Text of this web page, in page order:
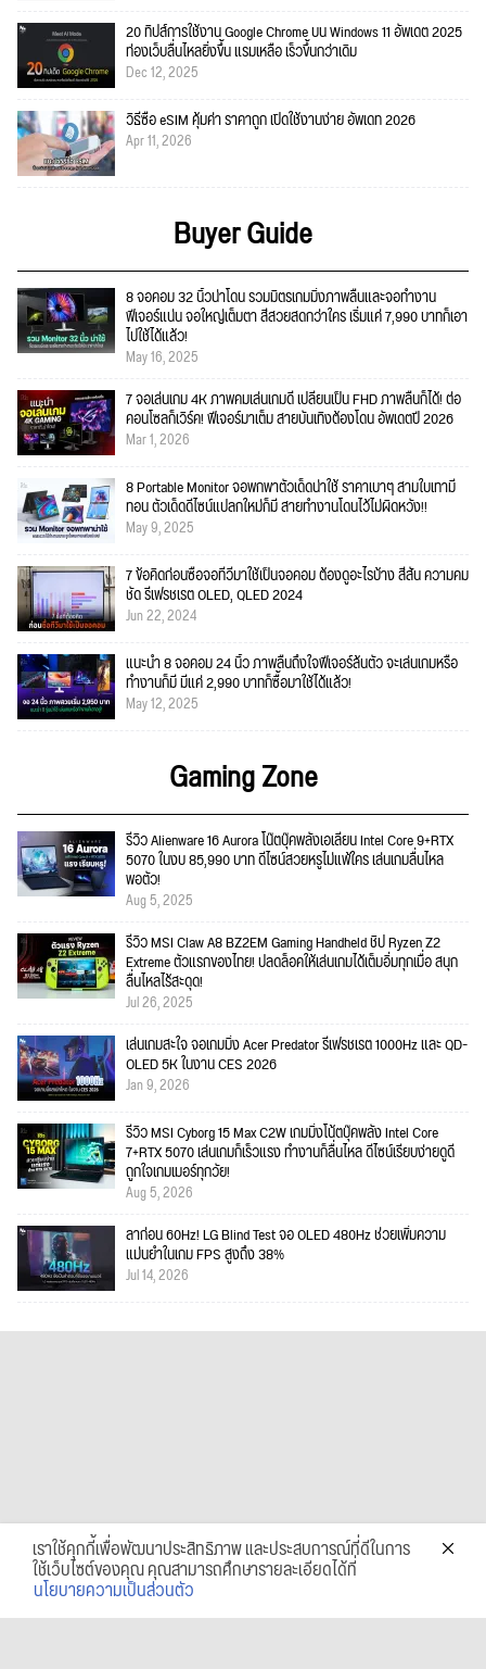
20 ทิปส์การใช้งาน Google Chrome บน Windows 11 อัพเดต 2025
ท่องเว็บลื่นไหลยิ่งขึ้น แรมเหลือ เร็วขึ้นกว่าเดิม
Dec 12, 2025
วิธีซื้อ eSIM คุ้มค่า ราคาถูก เปิดใช้งานง่าย อัพเดท 2026
Apr 11, 2026
Buyer Guide
8 จอคอม 32 นิ้วน่าโดน รวมมิตรเกมมิ่งภาพลื่นและจอทำงาน
ฟีเจอร์แน่น จอใหญ่เต็มตา สีสวยสดกว่าใคร เริ่มแค่ 7,990 บาทก็เอา
ไปใช้ได้แล้ว!
May 16, 2025
7 จอเล่นเกม 4K ภาพคมเล่นเกมดี เปลี่ยนเป็น FHD ภาพลื่นก็ได้! ต่อ
คอนโซลก็เวิร์ค! ฟีเจอร์มาเต็ม สายบันเทิงต้องโดน อัพเดตปี 2026
Mar 1, 2026
8 Portable Monitor จอพกพาตัวเด็ดน่าใช้ ราคาเบาๆ สามใบเทามี
ทอน ตัวเด็ดดีไซน์แปลกใหม่ก็มี สายทำงานโดนไว้ไม่ผิดหวัง!!
May 9, 2025
7 ข้อคิดก่อนซื้อจอทีวีมาใช้เป็นจอคอม ต้องดูอะไรบ้าง สีสัน ความคม
ชัด รีเฟรชเรต OLED, QLED 2024
Jun 22, 2024
แนะนำ 8 จอคอม 24 นิ้ว ภาพลื่นถึงใจฟีเจอร์ล้นตัว จะเล่นเกมหรือ
ทำงานก็มี มีแค่ 2,990 บาทก็ซื้อมาใช้ได้แล้ว!
May 12, 2025
Gaming Zone
รีวิว Alienware 16 Aurora โน๊ตบุ๊คพลังเอเลี่ยน Intel Core 9+RTX
5070 ในงบ 85,990 บาท ดีไซน์สวยหรูไม่แพ้ใคร เล่นเกมลื่นไหล
พอตัว!
Aug 5, 2025
รีวิว MSI Claw A8 BZ2EM Gaming Handheld ชิป Ryzen Z2
Extreme ตัวแรกของไทย! ปลดล็อคให้เล่นเกมได้เต็มอิ่มทุกเมื่อ สนุก
ลื่นไหลไร้สะดุด!
Jul 26, 2025
เล่นเกมสะใจ จอเกมมิ่ง Acer Predator รีเฟรชเรต 1000Hz และ QD-
OLED 5K ในงาน CES 2026
Jan 9, 2026
รีวิว MSI Cyborg 15 Max C2W เกมมิ่งโน้ตบุ๊คพลัง Intel Core
7+RTX 5070 เล่นเกมก็เร็วแรง ทำงานก็ลื่นไหล ดีไซน์เรียบง่ายดูดี
ถูกใจเกมเมอร์ทุกวัย!
Aug 5, 2026
ลาก่อน 60Hz! LG Blind Test จอ OLED 480Hz ช่วยเพิ่มความ
แม่นยำในเกม FPS สูงถึง 38%
Jul 14, 2026
เราใช้คุกกี้เพื่อพัฒนาประสิทธิภาพ และประสบการณ์ที่ดีในการ
ใช้เว็บไซต์ของคุณ คุณสามารถศึกษารายละเอียดได้ที่
นโยบายความเป็นส่วนตัว